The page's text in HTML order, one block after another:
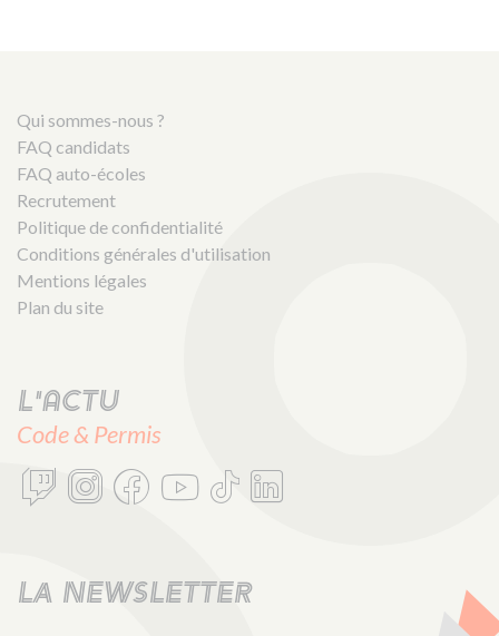
Qui sommes-nous ?
FAQ candidats
FAQ auto-écoles
Recrutement
Politique de confidentialité
Conditions générales d'utilisation
Mentions légales
Plan du site
L'actu
Code & Permis
LA NEWSLETTER